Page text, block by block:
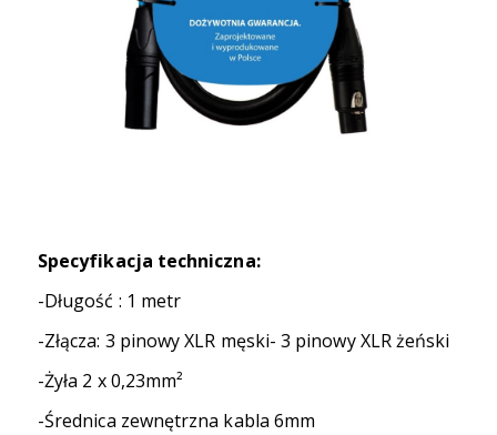
Specyfikacja techniczna:
-Długość : 1 metr
-Złącza: 3 pinowy XLR męski- 3 pinowy XLR żeński
-Żyła 2 x 0,23mm²
-Średnica zewnętrzna kabla 6mm